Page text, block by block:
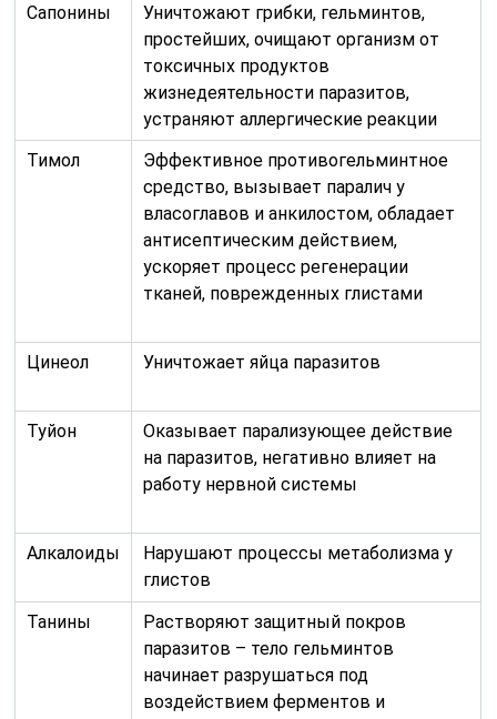
Сапонины
Уничтожают грибки, гельминтов,
простейших, очищают организм от
токсичных продуктов
жизнедеятельности паразитов,
устраняют аллергические реакции
Тимол
Эффективное противогельминтное
средство, вызывает паралич у
власоглавов и анкилостом, обладает
антисептическим действием,
ускоряет процесс регенерации
тканей, поврежденных глистами
Цинеол Уничтожает яйца паразитов
Туйон
Оказывает парализующее действие
на паразитов, негативно влияет на
работу нервной системы
Алкалоиды
Нарушают процессы метаболизма у
глистов
Танины
Растворяют защитный покров
паразитов – тело гельминтов
начинает разрушаться под
воздействием ферментов и